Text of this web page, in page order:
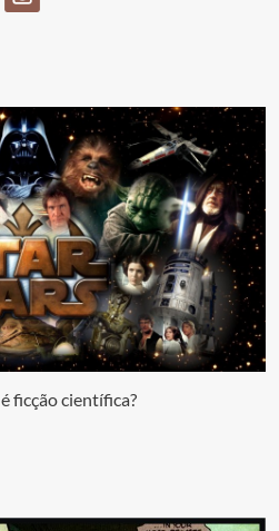
ficção científica?